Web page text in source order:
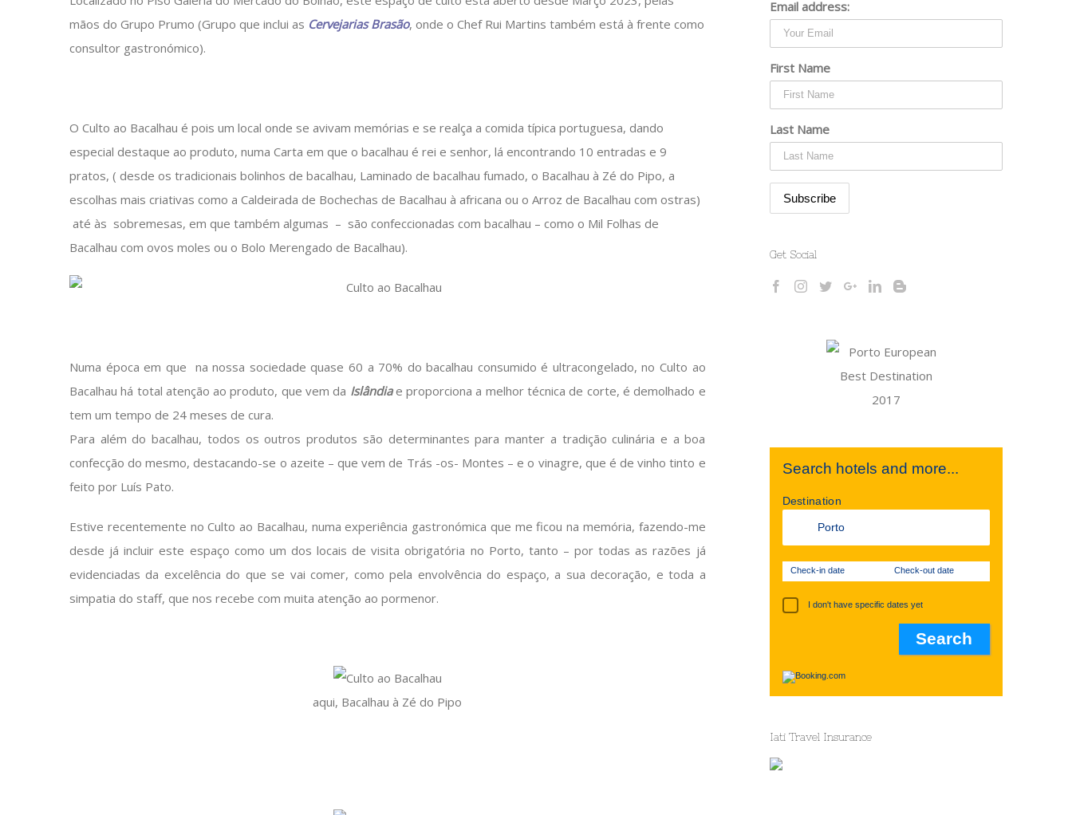
mãos do Grupo Prumo (Grupo que inclui as Cervejarias Brasão, onde o Chef Rui Martins também está à frente como
consultor gastronómico).
O Culto ao Bacalhau é pois um local onde se avivam memórias e se realça a comida típica portuguesa, dando
especial destaque ao produto, numa Carta em que o bacalhau é rei e senhor, lá encontrando 10 entradas e 9
pratos, ( desde os tradicionais bolinhos de bacalhau, Laminado de bacalhau fumado, o Bacalhau à Zé do Pipo, a
escolhas mais criativas como a Caldeirada de Bochechas de Bacalhau à africana ou o Arroz de Bacalhau com ostras)
até às sobremesas, em que também algumas – são confeccionadas com bacalhau – como o Mil Folhas de
Bacalhau com ovos moles ou o Bolo Merengado de Bacalhau).
Numa época em que na nossa sociedade quase 60 a 70% do bacalhau consumido é ultracongelado, no Culto ao
Bacalhau há total atenção ao produto, que vem da Islândiae proporciona a melhor técnica de corte, é demolhado e
tem um tempo de 24 meses de cura.
Para além do bacalhau, todos os outros produtos são determinantes para manter a tradição culinária e a boa
confecção do mesmo, destacando-se o azeite – que vem de Trás -os- Montes – e o vinagre, que é de vinho tinto e
feito por Luís Pato.
Estive recentemente no Culto ao Bacalhau, numa experiência gastronómica que me ficou na memória, fazendo-me
desde já incluir este espaço como um dos locais de visita obrigatória no Porto, tanto – por todas as razões já
evidenciadas da excelência do que se vai comer, como pela envolvência do espaço, a sua decoração, e toda a
simpatia do staff, que nos recebe com muita atenção ao pormenor.
aqui, Bacalhau à Zé do Pipo
Email address:
First Name
Last Name
Get Social
Search hotels and more...
Destination
Check-in date Check-out date
I don't have specific dates yet
Iati Travel Insurance